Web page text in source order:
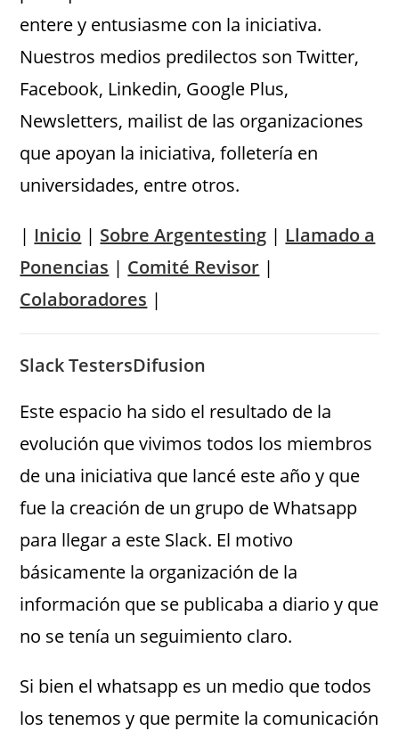
entere y entusiasme con la iniciativa.
Nuestros medios predilectos son Twitter,
Facebook, Linkedin, Google Plus,
Newsletters, mailist de las organizaciones
que apoyan la iniciativa, folletería en
universidades, entre otros.
| Inicio | Sobre Argentesting | Llamado a
Ponencias | Comité Revisor |
Colaboradores |
Slack TestersDifusion
Este espacio ha sido el resultado de la
evolución que vivimos todos los miembros
de una iniciativa que lancé este año y que
fue la creación de un grupo de Whatsapp
para llegar a este Slack. El motivo
básicamente la organización de la
información que se publicaba a diario y que
no se tenía un seguimiento claro.
Si bien el whatsapp es un medio que todos
los tenemos y que permite la comunicación